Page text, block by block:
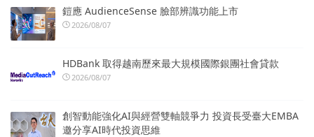
鎧應 AudienceSense 臉部辨識功能上市
2026/08/07
HDBank 取得越南歷來最大規模國際銀團社會貸款
2026/08/07
創智動能強化AI與經營雙軸競爭力 投資長受臺大EMBA
邀分享AI時代投資思維